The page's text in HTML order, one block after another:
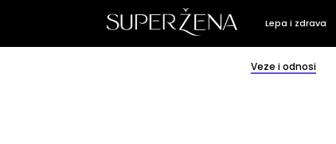
Lepa i zdrava
Veze i odnosi